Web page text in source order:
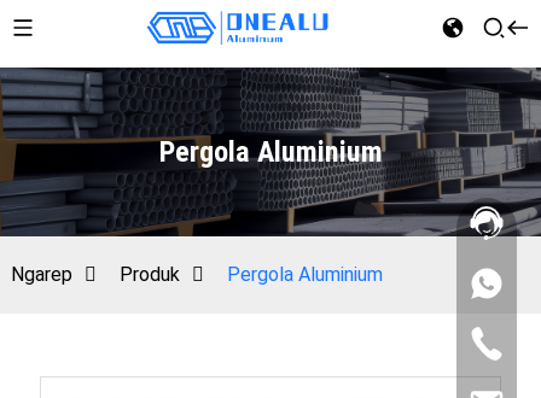
Pergola Aluminium
Ngarep Produk Pergola Aluminium